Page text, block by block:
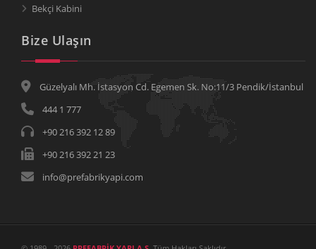
Bekçi Kabini
Bize Ulaşın
Güzelyalı Mh. İstasyon Cd. Egemen Sk. No:11/3 Pendik/İstanbul
444 1 777
+90 216 392 12 89
+90 216 392 21 23
info@prefabrikyapi.com